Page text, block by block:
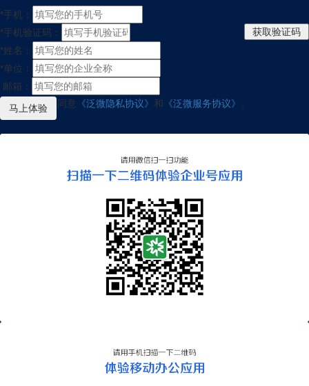
*手机：
*手机验证码：
*姓名：
*单位：
邮箱：
我已阅读并同意 《泛微隐私协议》 和 《泛微服务协议》
马上体验